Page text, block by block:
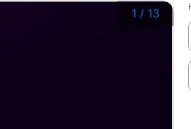
1 / 13